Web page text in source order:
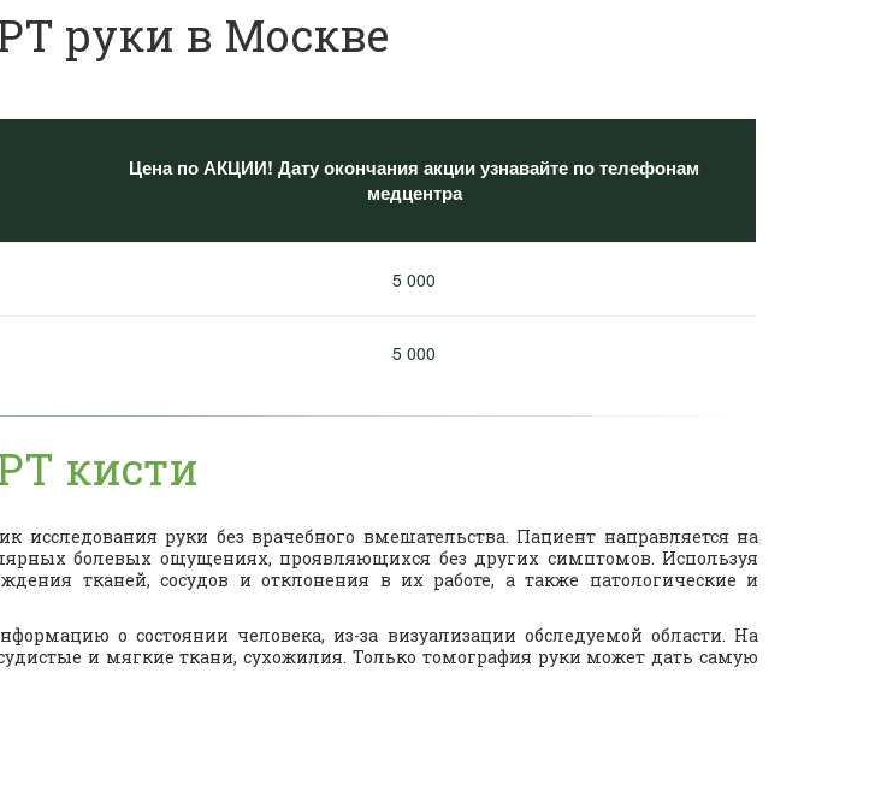
руки в Москве
Цена по АКЦИИ! Дату окончания акции узнавайте по телефонам
медцентра
5 000
5 000
кисти
исследования руки без врачебного вмешательства. Пациент направляется на
болевых ощущениях, проявляющихся без других симптомов. Используя
тканей, сосудов и отклонения в их работе, а также патологические и
о состоянии человека, из-за визуализации обследуемой области. На
и мягкие ткани, сухожилия. Только томография руки может дать самую